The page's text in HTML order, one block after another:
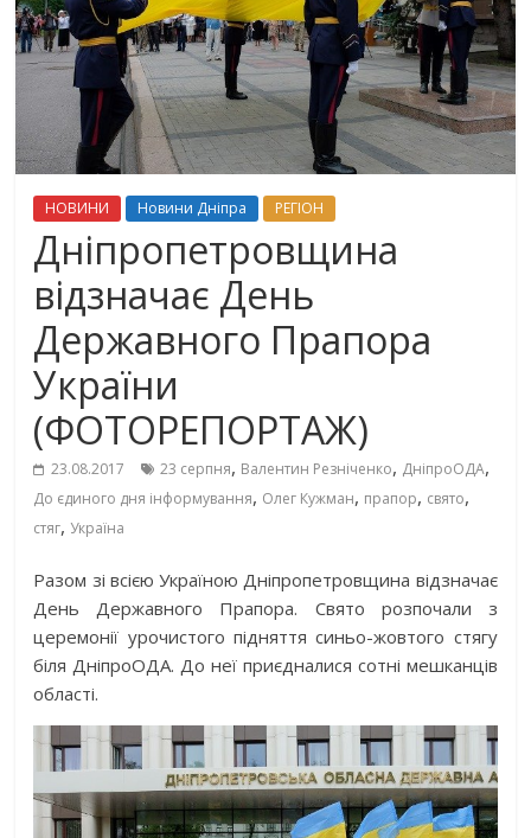
НОВИНИ Новини Дніпра РЕГІОН
Дніпропетровщина
відзначає День
Державного Прапора
України
(ФОТОРЕПОРТАЖ)
23.08.2017 23 серпня, Валентин Резніченко, ДніпроОДА,
До єдиного дня інформування, Олег Кужман, прапор, свято,
стяг, Україна
Разом зі всією Україною Дніпропетровщина відзначає
День Державного Прапора. Свято розпочали з
церемонії урочистого підняття синьо-жовтого стягу
біля ДніпроОДА. До неї приєдналися сотні мешканців
області.